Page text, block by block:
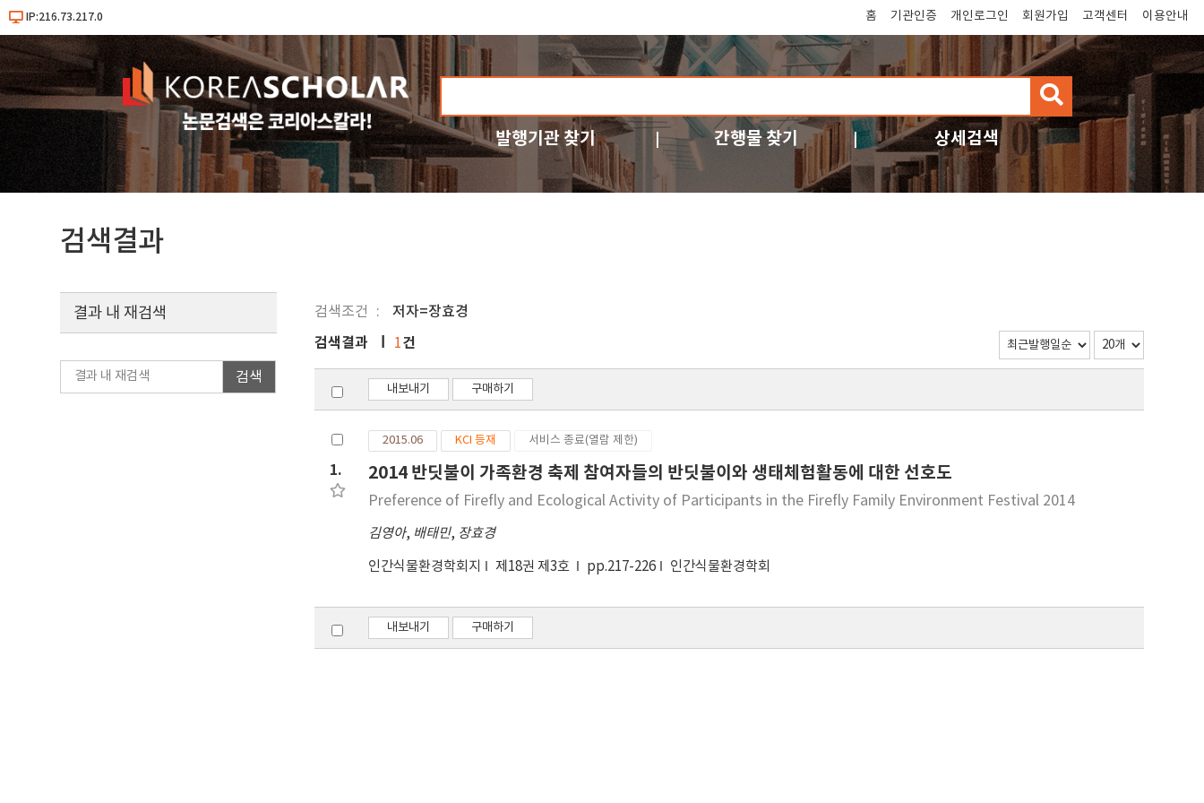
IP:216.73.217.0 홈 기관인증 개인로그인 회원가입 고객센터 이용안내
검
색
발행기관 찾기 간행물 찾기 상세검색
검색결과
검색조건 저자=장효경
결과 내 재검색
검색
검색결과 1건
내보내기 구매하기
1.
2015.06 KCI 등재 서비스 종료(열람 제한)
2014 반딧불이 가족환경 축제 참여자들의 반딧불이와 생태체험활동에 대한 선호도
Preference of Firefly and Ecological Activity of Participants in the Firefly Family Environment Festival 2014
김영아, 배태민, 장효경
인간식물환경학회지 제18권 제3호 pp.217-226 인간식물환경학회
내보내기 구매하기